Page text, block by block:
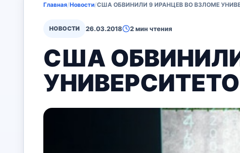
Главная/Новости/США ОБВИНИЛИ 9 ИРАНЦЕВ ВО ВЗЛОМЕ
НОВОСТИ 26.03.2018 2 мин чтения
США